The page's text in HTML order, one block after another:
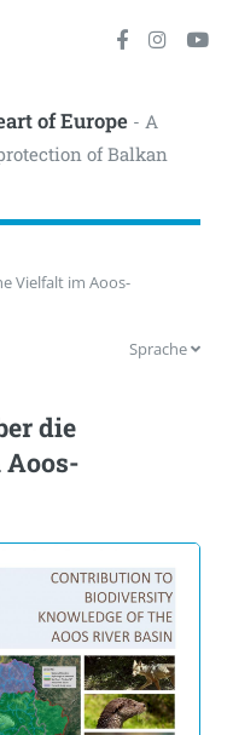
of Europe- A
of Balkan
Vielfalt im Aoos-
Sprache
die